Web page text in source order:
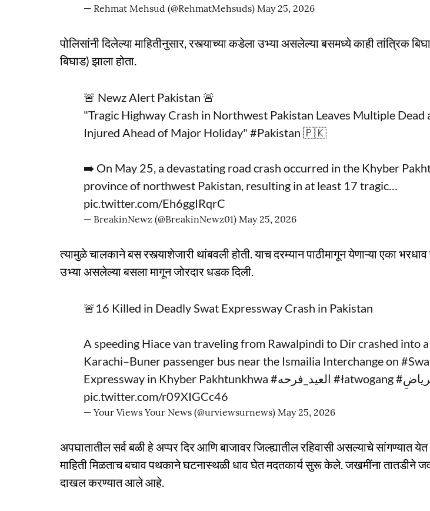
— Rehmat Mehsud (@RehmatMehsuds) May 25, 2026
पोलिसांनी दिलेल्या माहितीनुसार, रस्त्याच्या कडेला उभ्या असलेल्या बसमध्ये काही तांत्रिक
बिघाड) झाला होता.
🚨 Newz Alert Pakistan 🚨
"Tragic Highway Crash in Northwest Pakistan Leaves Multiple Dead
Injured Ahead of Major Holiday" #Pakistan 🇵🇰
➡️ On May 25, a devastating road crash occurred in the Khyber
province of northwest Pakistan, resulting in at least 17 tragic…
pic.twitter.com/Eh6ggIRqrC
— BreakinNewz (@BreakinNewz01) May 25, 2026
त्यामुळे चालकाने बस रस्त्याशेजारी थांबवली होती. याच दरम्यान पाठीमागून येणाऱ्या एका
उभ्या असलेल्या बसला मागून जोरदार धडक दिली.
🚨16 Killed in Deadly Swat Expressway Crash in Pakistan
A speeding Hiace van traveling from Rawalpindi to Dir crashed into
Karachi–Buner passenger bus near the Ismailia Interchange on
Expressway in Khyber Pakhtunkhwa
#العيد_فرحه #łatwogang
pic.twitter.com/r09XIGCc46
— Your Views Your News (@urviewsurnews) May 25, 2026
अपघातातील सर्व बळी हे अप्पर दिर आणि बाजावर जिल्ह्यातील रहिवासी असल्याचे सांगण्यात
माहिती मिळताच बचाव पथकाने घटनास्थळी धाव घेत मदतकार्य सुरू केले. जखमींना तातडीने
दाखल करण्यात आले आहे.